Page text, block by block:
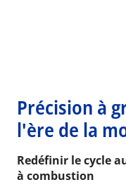
Précision à
l'ère de la
Redéfinir le cycle
à combustion